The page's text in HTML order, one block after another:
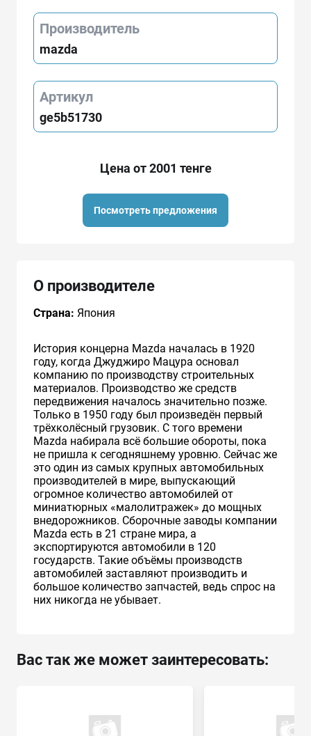
Производитель
mazda
Артикул
ge5b51730
Цена от 2001 тенге
Посмотреть предложения
О производителе
Страна: Япония
История концерна Mazda началась в 1920
году, когда Джуджиро Мацура основал
компанию по производству строительных
материалов. Производство же средств
передвижения началось значительно позже.
Только в 1950 году был произведён первый
трёхколёсный грузовик. С того времени
Mazda набирала всё большие обороты, пока
не пришла к сегодняшнему уровню. Сейчас же
это один из самых крупных автомобильных
производителей в мире, выпускающий
огромное количество автомобилей от
миниатюрных «малолитражек» до мощных
внедорожников. Сборочные заводы компании
Mazda есть в 21 стране мира, а
экспортируются автомобили в 120
государств. Такие объёмы производств
автомобилей заставляют производить и
большое количество запчастей, ведь спрос на
них никогда не убывает.
Вас так же может заинтересовать: